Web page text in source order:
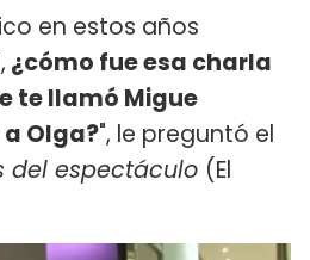
en estos años
¿cómo fue esa charla
te llamó Migue
Olga?", le preguntó el
del espectáculo (El